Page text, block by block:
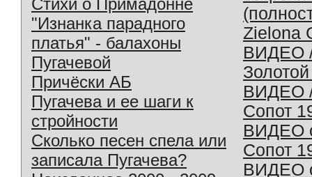
"Изнанка парадного
платья" - балахоны
Пугачевой
Причёски АБ
Пугачева и ее шаги к
стройности
Сколько песен спела или
записала Пугачева?
Zielona
ВИДЕО
ВИДЕО
Сопот
ВИДЕО
Сопот
ВИДЕО